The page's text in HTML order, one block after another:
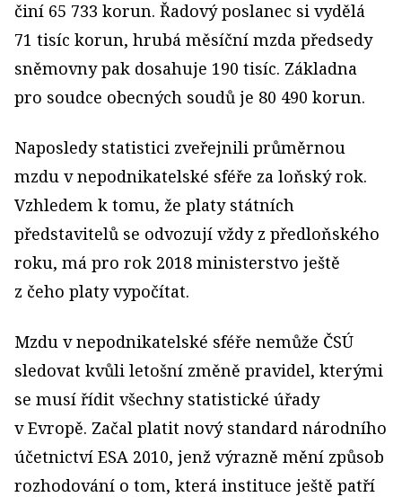
činí 65 733 korun. Řadový poslanec si vydělá
71 tisíc korun, hrubá měsíční mzda předsedy
sněmovny pak dosahuje 190 tisíc. Základna
pro soudce obecných soudů je 80 490 korun.
Naposledy statistici zveřejnili průměrnou
mzdu v nepodnikatelské sféře za loňský rok.
Vzhledem k tomu, že platy státních
představitelů se odvozují vždy z předloňského
roku, má pro rok 2018 ministerstvo ještě
z čeho platy vypočítat.
Mzdu v nepodnikatelské sféře nemůže ČSÚ
sledovat kvůli letošní změně pravidel, kterými
se musí řídit všechny statistické úřady
v Evropě. Začal platit nový standard národního
účetnictví ESA 2010, jenž výrazně mění způsob
rozhodování o tom, která instituce ještě patří